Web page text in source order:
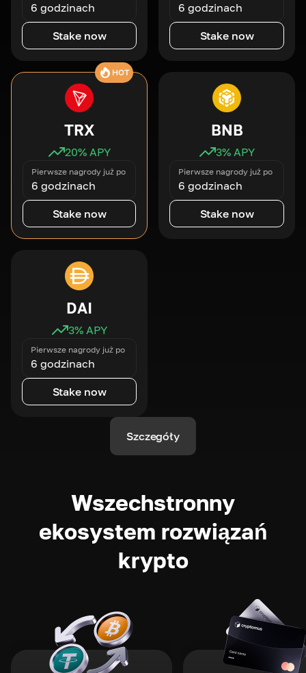
6 godzinach
Stake now
6 godzinach
Stake now
HOT
TRX
20% APY
Pierwsze nagrody już po
6 godzinach
Stake now
BNB
3% APY
Pierwsze nagrody już po
6 godzinach
Stake now
DAI
3% APY
Pierwsze nagrody już po
6 godzinach
Stake now
Szczegóły
Wszechstronny
ekosystem rozwiązań
krypto